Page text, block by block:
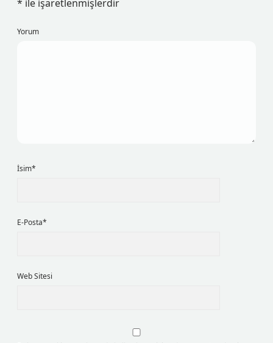
* ile işaretlenmişlerdir
Yorum
İsim*
E-Posta*
Web Sitesi